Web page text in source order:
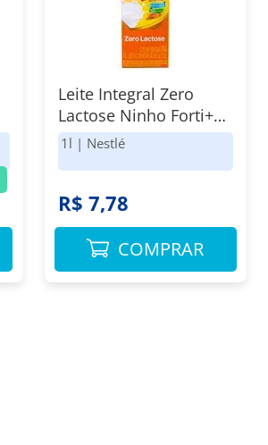
Leite Integral Zero
Lactose Ninho Forti+
Nestlé Caixa 1l
1l | Nestlé
R$ 7,78
COMPRAR